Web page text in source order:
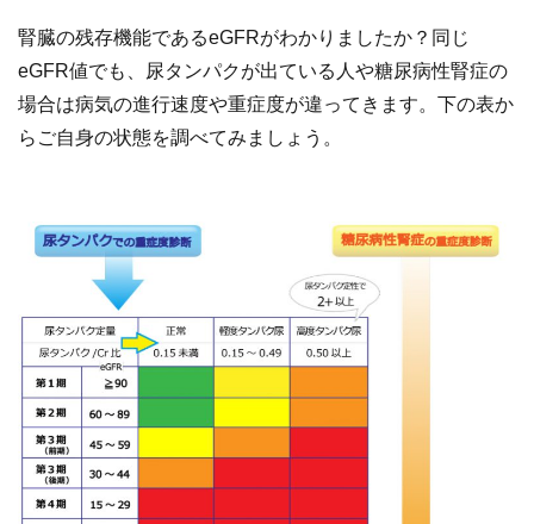
腎臓の残存機能であるeGFRがわかりましたか？同じ
eGFR値でも、尿タンパクが出ている人や糖尿病性腎症の
場合は病気の進行速度や重症度が違ってきます。下の表か
らご自身の状態を調べてみましょう。